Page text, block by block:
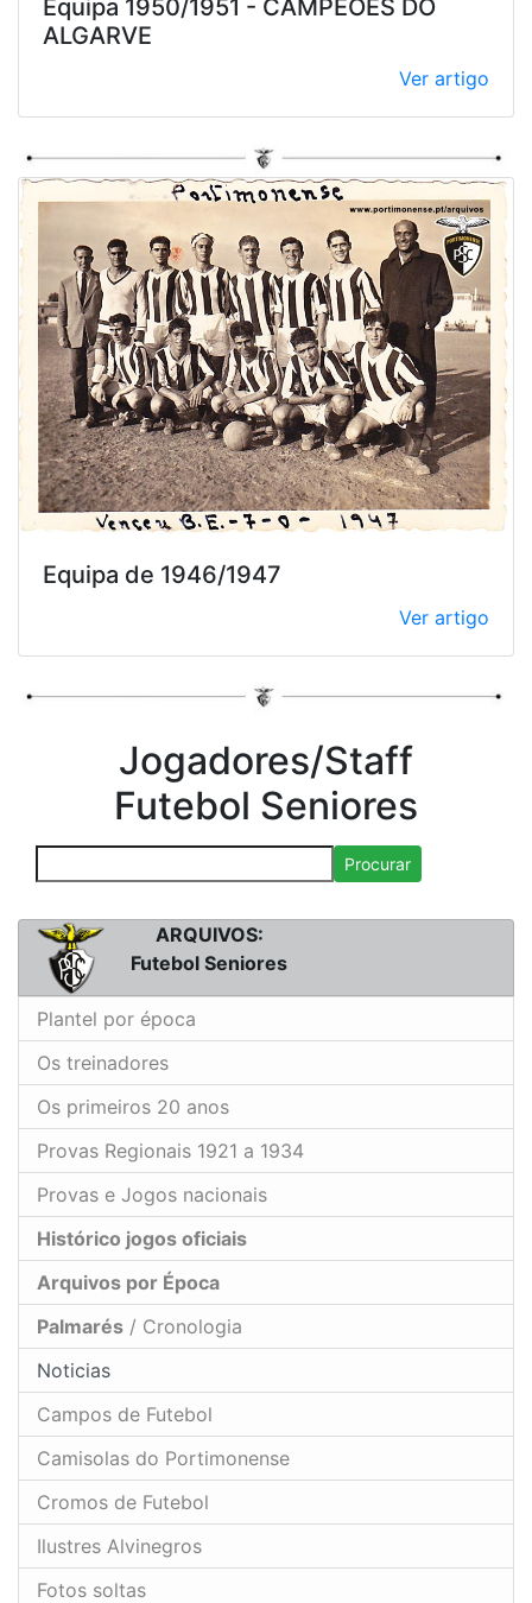
Equipa 1950/1951 - CAMPEÕES DO
ALGARVE
Ver artigo
Equipa de 1946/1947
Ver artigo
Jogadores/Staff
Futebol Seniores
Procurar
ARQUIVOS:
Futebol Seniores
Plantel por época
Os treinadores
Os primeiros 20 anos
Provas Regionais 1921 a 1934
Provas e Jogos nacionais
Histórico jogos oficiais
Arquivos por Época
Palmarés / Cronologia
Noticias
Campos de Futebol
Camisolas do Portimonense
Cromos de Futebol
Ilustres Alvinegros
Fotos soltas